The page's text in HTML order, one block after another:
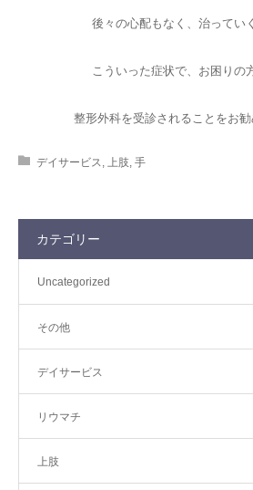
後々の心配もなく、治ってい
こういった症状で、お困りの
整形外科を受診されることをお勧
デイサービス, 上肢, 手
カテゴリー
Uncategorized
その他
デイサービス
リウマチ
上肢